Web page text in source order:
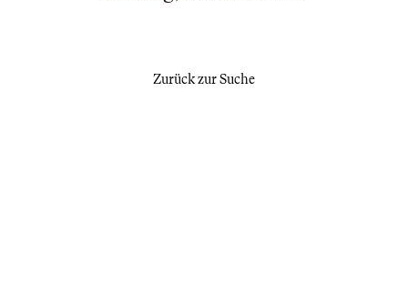
Zurück zur Suche